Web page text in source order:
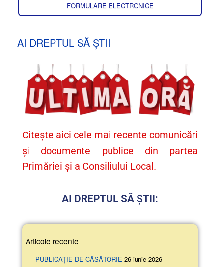
FORMULARE ELECTRONICE
AI DREPTUL SĂ ȘTII
Citește aici cele mai recente comunicări
și documente publice din partea
Primăriei și a Consiliului Local.
AI DREPTUL SĂ ȘTII:
Articole recente
PUBLICAȚIE DE CĂSĂTORIE 26 iunie 2026